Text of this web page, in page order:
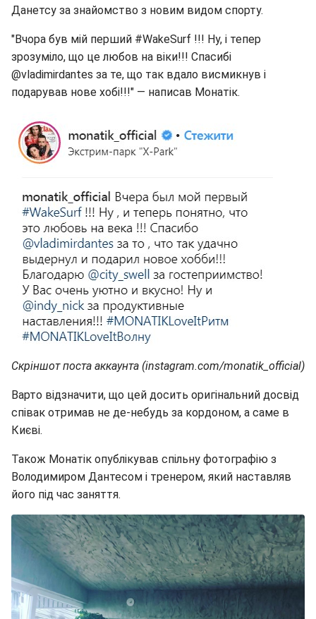
Данетсу за знайомство з новим видом спорту.
"Вчора був мій перший #WakeSurf !!! Ну, і тепер
зрозуміло, що це любов на віки!!! Спасибі
@vladimirdantes за те, що так вдало висмикнув і
подарував нове хобі!!!" — написав Монатік.
Скріншот поста аккаунта (instagram.com/monatik_official)
Варто відзначити, що цей досить оригінальний досвід
співак отримав не де-небудь за кордоном, а саме в
Києві.
Також Монатік опублікував спільну фотографію з
Володимиром Дантесом і тренером, який наставляв
його під час заняття.